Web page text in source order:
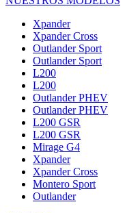
Xpander
Xpander Cross
Outlander Sport
Outlander Sport
L200
L200
Outlander PHEV
Outlander PHEV
L200 GSR
L200 GSR
Mirage G4
Xpander
Xpander Cross
Montero Sport
Outlander